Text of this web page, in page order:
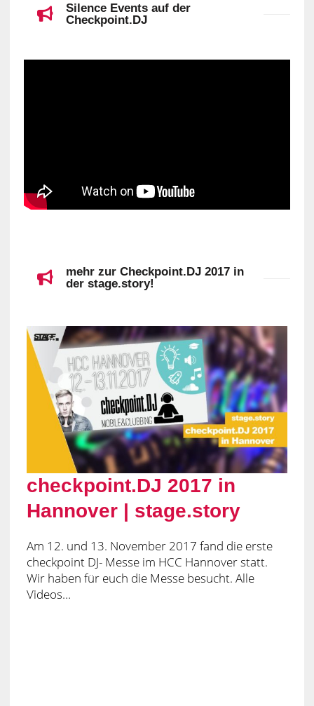
Silence Events auf der
Checkpoint.DJ
mehr zur Checkpoint.DJ 2017 in
der stage.story!
checkpoint.DJ 2017 in
Hannover | stage.story
Am 12. und 13. November 2017 fand die erste
checkpoint DJ- Messe im HCC Hannover statt.
Wir haben für euch die Messe besucht. Alle
Videos…